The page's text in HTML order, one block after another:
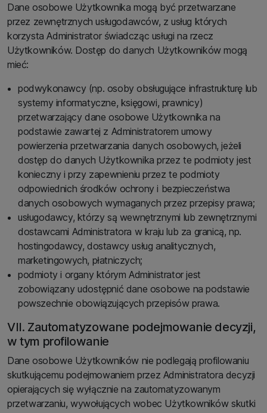
Dane osobowe Użytkownika mogą być przetwarzane
przez zewnętrznych usługodawców, z usług których
korzysta Administrator świadcząc usługi na rzecz
Użytkowników. Dostęp do danych Użytkowników mogą
mieć:
podwykonawcy (np. osoby obsługujące infrastrukturę lub
systemy informatyczne, księgowi, prawnicy)
przetwarzający dane osobowe Użytkownika na
podstawie zawartej z Administratorem umowy
powierzenia przetwarzania danych osobowych, jeżeli
dostęp do danych Użytkownika przez te podmioty jest
konieczny i przy zapewnieniu przez te podmioty
odpowiednich środków ochrony i bezpieczeństwa
danych osobowych wymaganych przez przepisy prawa;
usługodawcy, którzy są wewnętrznymi lub zewnętrznymi
dostawcami Administratora w kraju lub za granicą, np.
hostingodawcy, dostawcy usług analitycznych,
marketingowych, płatniczych;
podmioty i organy którym Administrator jest
zobowiązany udostępnić dane osobowe na podstawie
powszechnie obowiązujących przepisów prawa.
VII. Zautomatyzowane podejmowanie decyzji,
w tym profilowanie
Dane osobowe Użytkowników nie podlegają profilowaniu
skutkującemu podejmowaniem przez Administratora decyzji
opierających się wyłącznie na zautomatyzowanym
przetwarzaniu, wywołujących wobec Użytkowników skutki